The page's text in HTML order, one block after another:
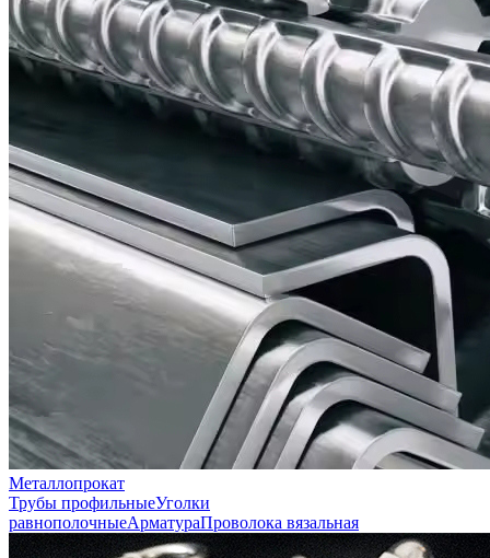
Металлопрокат
Трубы профильныеУголки
равнополочныеАрматураПроволока вязальная